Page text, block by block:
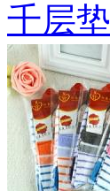
千层垫